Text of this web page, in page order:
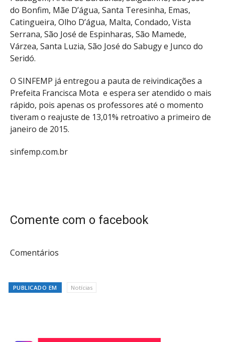
do Bonfim, Mãe D’água, Santa Teresinha, Emas,
Catingueira, Olho D’água, Malta, Condado, Vista
Serrana, São José de Espinharas, São Mamede,
Várzea, Santa Luzia, São José do Sabugy e Junco do
Seridó.
O SINFEMP já entregou a pauta de reivindicações a
Prefeita Francisca Mota e espera ser atendido o mais
rápido, pois apenas os professores até o momento
tiveram o reajuste de 13,01% retroativo a primeiro de
janeiro de 2015.
sinfemp.com.br
Comente com o facebook
Comentários
PUBLICADO EM Notícias